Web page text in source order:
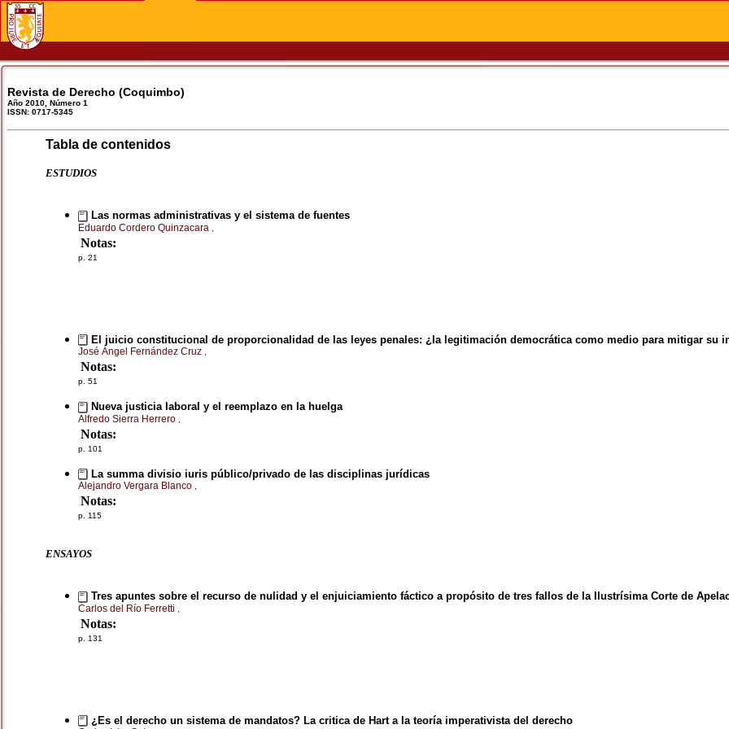
Revista de Derecho (Coquimbo)
Año 2010, Número 1
ISSN: 0717-5345
Tabla de contenidos
ESTUDIOS
Las normas administrativas y el sistema de fuentes
Eduardo Cordero Quinzacara
Notas:
p. 21
El juicio constitucional de proporcionalidad de las leyes penales: ¿la legitimación democrática como medio para mitigar su
José Ángel Fernández Cruz
Notas:
p. 51
Nueva justicia laboral y el reemplazo en la huelga
Alfredo Sierra Herrero
Notas:
p. 101
La summa divisio iuris público/privado de las disciplinas jurídicas
Alejandro Vergara Blanco ,
Notas:
p. 115
ENSAYOS
Tres apuntes sobre el recurso de nulidad y el enjuiciamiento fáctico a propósito de tres fallos de la Ilustrísima Corte de
Carlos del Río Ferretti
Notas:
p. 131
¿Es el derecho un sistema de mandatos? La critica de Hart a la teoría imperativista del derecho